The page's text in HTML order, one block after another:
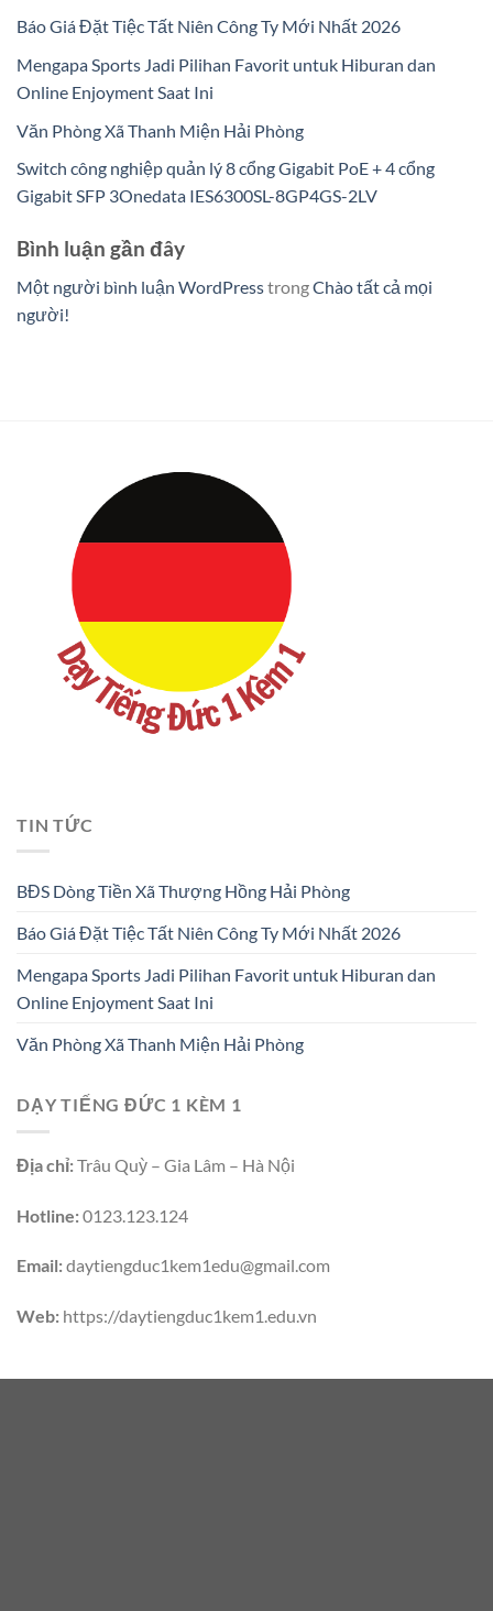
Báo Giá Đặt Tiệc Tất Niên Công Ty Mới Nhất 2026
Mengapa Sports Jadi Pilihan Favorit untuk Hiburan dan
Online Enjoyment Saat Ini
Văn Phòng Xã Thanh Miện Hải Phòng
Switch công nghiệp quản lý 8 cổng Gigabit PoE + 4 cổng
Gigabit SFP 3Onedata IES6300SL-8GP4GS-2LV
Bình luận gần đây
Một người bình luận WordPresstrongChào tất cả mọi
người!
TIN TỨC
BĐS Dòng Tiền Xã Thượng Hồng Hải Phòng
Báo Giá Đặt Tiệc Tất Niên Công Ty Mới Nhất 2026
Mengapa Sports Jadi Pilihan Favorit untuk Hiburan dan
Online Enjoyment Saat Ini
Văn Phòng Xã Thanh Miện Hải Phòng
DẠY TIẾNG ĐỨC 1 KÈM 1
Địa chỉ:Trâu Quỳ – Gia Lâm – Hà Nội
Hotline:0123.123.124
Email:daytiengduc1kem1edu@gmail.com
Web: https://daytiengduc1kem1.edu.vn